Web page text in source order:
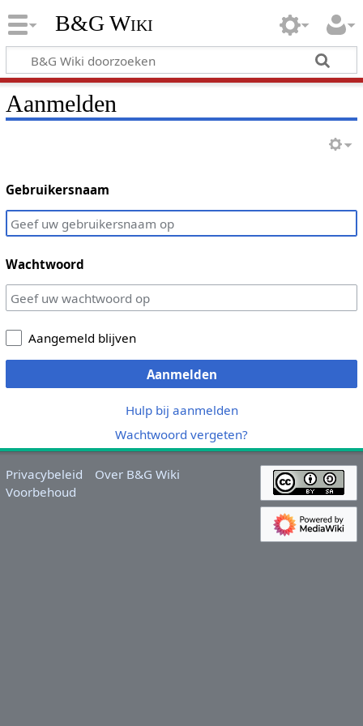
B&G Wiki
Aanmelden
Gebruikersnaam
Wachtwoord
Aangemeld blijven
Aanmelden
Hulp bij aanmelden
Wachtwoord vergeten?
Privacybeleid
Over B&G Wiki
Voorbehoud